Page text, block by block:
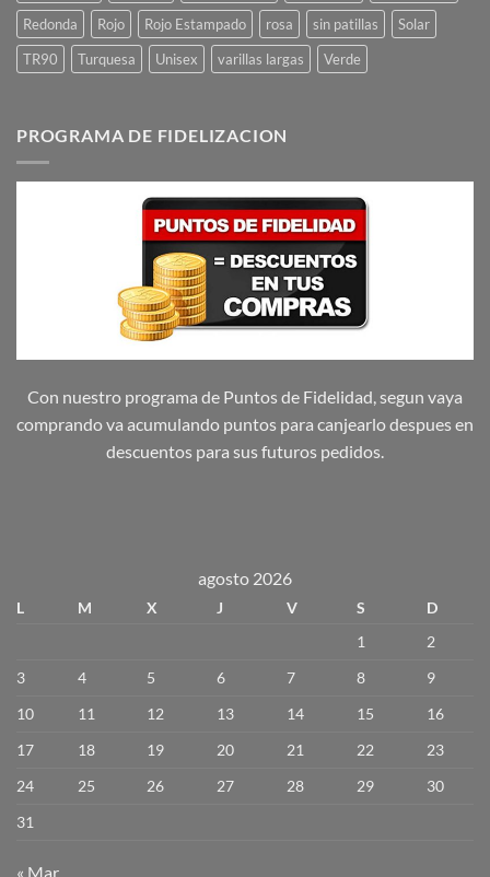
Redonda
Rojo Rojo Estampado rosa sin patillas
Solar
TR90
Turquesa Unisex varillas largas Verde
PROGRAMA DE FIDELIZACION
Con nuestro programa de Puntos de Fidelidad, segun vaya
comprando va acumulando puntos para canjearlo despues en
descuentos para sus futuros pedidos.
agosto 2026
L M X J V S
D
1
2
3
4 5 6 7 8
9
10
11 12 13 14 15
16
17
18 19 20 21 22
23
24
25 26 27 28 29
30
31
« Mar